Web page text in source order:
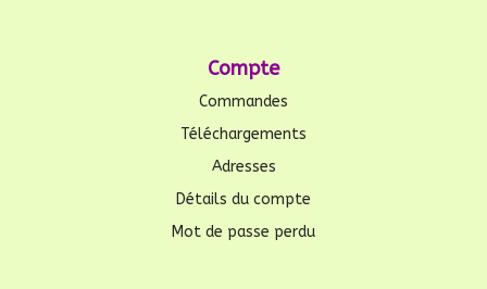
Compte
Commandes
Téléchargements
Adresses
Détails du compte
Mot de passe perdu